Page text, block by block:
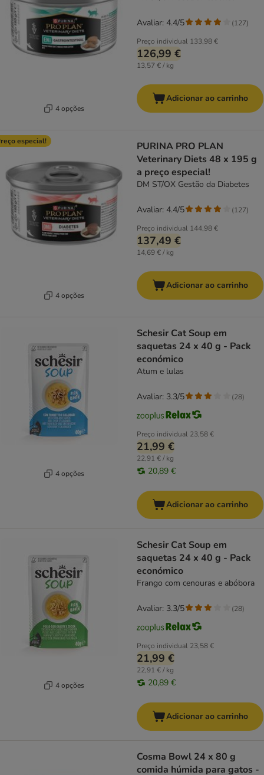
4 opções
Preço individual 133,98 €
126,99 €
13,57 € / kg
Avaliar: 4.4/5 (127)
Adicionar ao carrinho
especial!
4 opções
PURINA PRO PLAN
Veterinary Diets 48 x 195 g
a preço especial!
DM ST/OX Gestão da Diabetes
Preço individual 144,98 €
137,49 €
14,69 € / kg
Avaliar: 4.4/5 (127)
Adicionar ao carrinho
4 opções
Schesir Cat Soup em
saquetas 24 x 40 g - Pack
económico
Atum e lulas
Preço individual 23,58 €
21,99 €
22,91 € / kg
20,89 €
Avaliar: 3.3/5 (28)
Adicionar ao carrinho
4 opções
Schesir Cat Soup em
saquetas 24 x 40 g - Pack
económico
Frango com cenouras e abóbora
Preço individual 23,58 €
21,99 €
22,91 € / kg
20,89 €
Avaliar: 3.3/5 (28)
Adicionar ao carrinho
Cosma Bowl 24 x 80 g
comida húmida para gatos -